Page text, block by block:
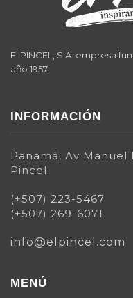
El PINCEL, S.A. empresa
año 1957.
INFORMACIÓN
Panamá, Av Manuel
Pincel.
(+507) 223-5467
(+507) 269-6071
info@elpincel.com
MENÚ